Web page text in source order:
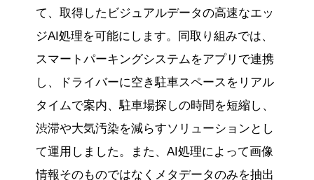
て、取得したビジュアルデータの高速なエッ
ジAI処理を可能にします。同取り組みでは、
スマートパーキングシステムをアプリで連携
し、ドライバーに空き駐車スペースをリアル
タイムで案内、駐車場探しの時間を短縮し、
渋滞や大気汚染を減らすソリューションとし
て運用しました。また、AI処理によって画像
情報そのものではなくメタデータのみを抽出